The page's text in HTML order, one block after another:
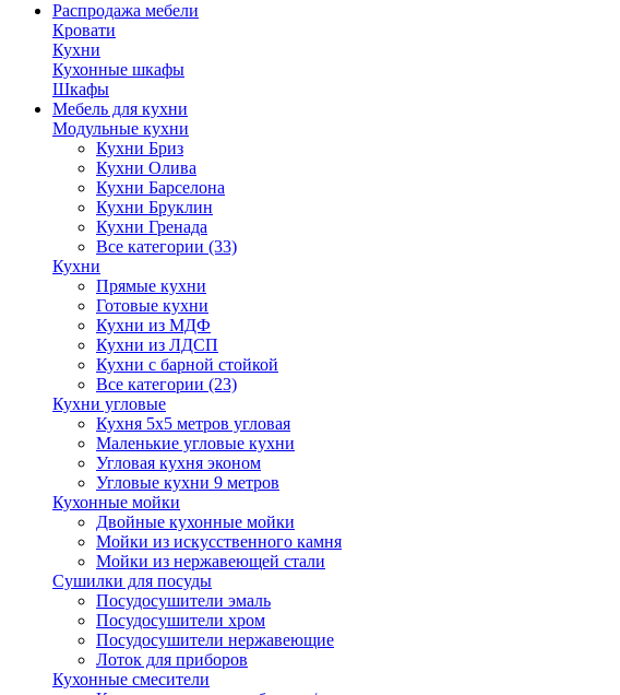
Распродажа мебели
Кровати
Кухни
Кухонные шкафы
Шкафы
Мебель для кухни
Модульные кухни
Кухни Бриз
Кухни Олива
Кухни Барселона
Кухни Бруклин
Кухни Гренада
Все категории (33)
Кухни
Прямые кухни
Готовые кухни
Кухни из МДФ
Кухни из ЛДСП
Кухни с барной стойкой
Все категории (23)
Кухни угловые
Кухня 5х5 метров угловая
Маленькие угловые кухни
Угловая кухня эконом
Угловые кухни 9 метров
Кухонные мойки
Двойные кухонные мойки
Мойки из искусственного камня
Мойки из нержавеющей стали
Сушилки для посуды
Посудосушители эмаль
Посудосушители хром
Посудосушители нержавеющие
Лоток для приборов
Кухонные смесители